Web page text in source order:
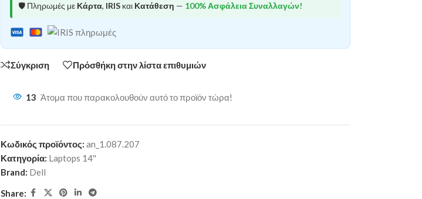
🛡️ Πληρωμές με Κάρτα, IRISκαι Κατάθεση — 100% Ασφάλεια Συναλλαγών!
Σύγκριση Πρόσθήκη στην λίστα επιθυμιών
13 Άτομα που παρακολουθούν αυτό το προϊόν τώρα!
Κωδικός προϊόντος: an_1.087.207
Κατηγορία: Laptops 14''
Brand: Dell
Share: